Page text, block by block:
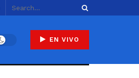
EN VIVO